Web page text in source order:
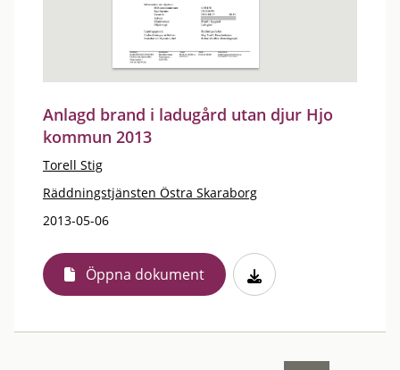
Anlagd brand i ladugård utan djur Hjo
kommun 2013
Torell Stig
Räddningstjänsten Östra Skaraborg
2013-05-06
Öppna dokument